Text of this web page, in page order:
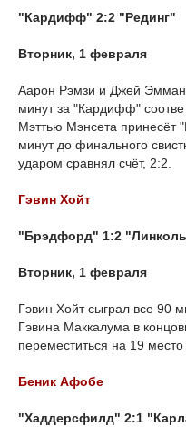
"Кардифф" 2:2 "Рединг"
Вторник, 1 февраля
Аарон Рэмзи и Джей
минут за "Кардифф"
Мэттью Мэнсета принесёт
минут до финального
ударом сравнял счёт, 2:2.
Гэвин Хойт
"Брэдфорд" 1:2
Вторник, 1 февраля
Гэвин Хойт сыграл все 90
Гэвина Маккалума в
переместиться на 19
Беник Афобе
"Хаддерсфилд" 2:1